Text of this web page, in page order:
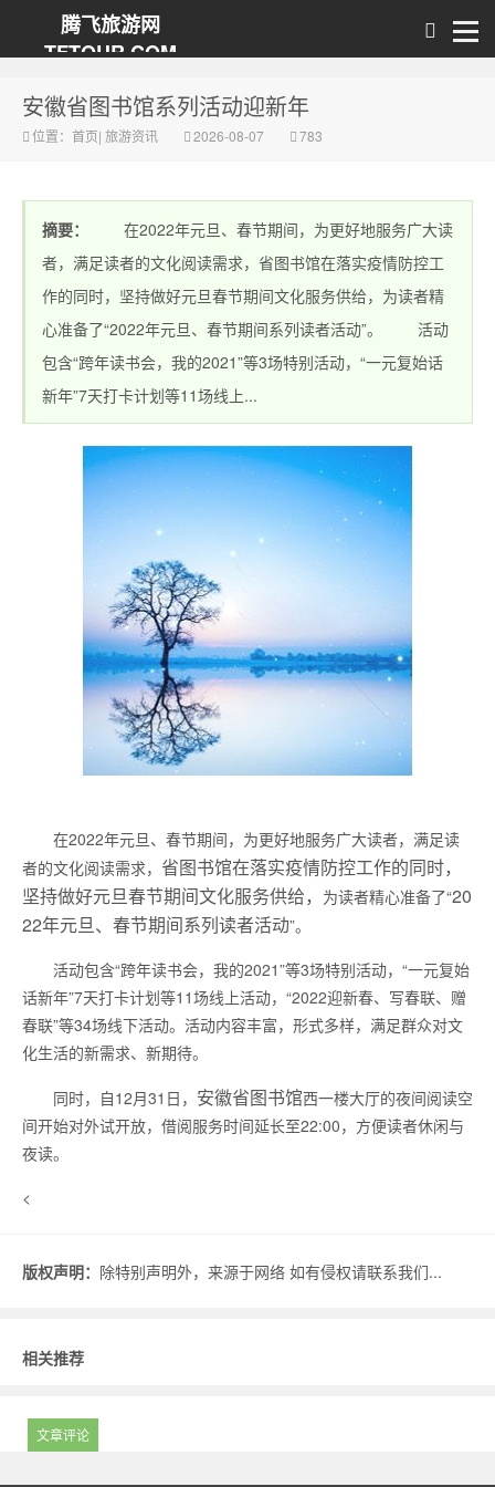
腾飞旅游网
TFTOUR.COM
安徽省图书馆系列活动迎新年
位置： 首页| 旅游资讯 2026-08-07 783
摘要：
在2022年元旦、春节期间，为更好地服务广大读
者，满足读者的文化阅读需求，省图书馆在落实疫情防控工
作的同时，坚持做好元旦春节期间文化服务供给，为读者精
心准备了“2022年元旦、春节期间系列读者活动”。 活动
包含“跨年读书会，我的2021”等3场特别活动，“一元复始话
新年”7天打卡计划等11场线上...
在2022年元旦、春节期间，为更好地服务广大读者，满足读
者的文化阅读需求， 省图书馆在落实疫情防控工作的同时，
坚持做好元旦春节期间文化服务供给， 为读者精心准备了“20
22年元旦、春节期间系列读者活动”。
活动包含“跨年读书会，我的2021”等3场特别活动，“一元复始
话新年”7天打卡计划等11场线上活动，“2022迎新春、写春联、赠
春联”等34场线下活动。活动内容丰富，形式多样，满足群众对文
化生活的新需求、新期待。
同时，自12月31日， 安徽省图书馆西一楼大厅的夜间阅读空
间开始对外试开放，借阅服务时间延长至22:00，方便读者休闲与
夜读。
<
版权声明： 除特别声明外，来源于网络 如有侵权请联系我们...
相关推荐
文章评论